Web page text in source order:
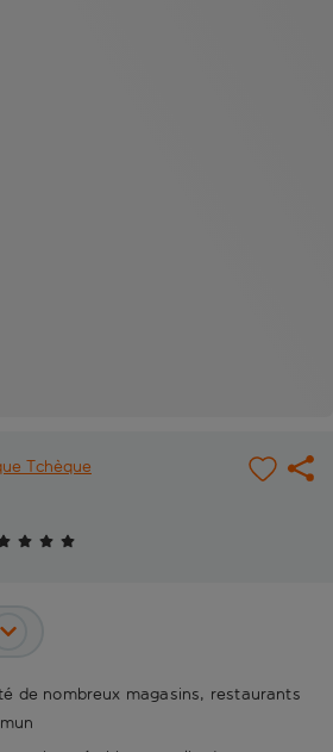
Tchèque
de nombreux magasins, restaurants